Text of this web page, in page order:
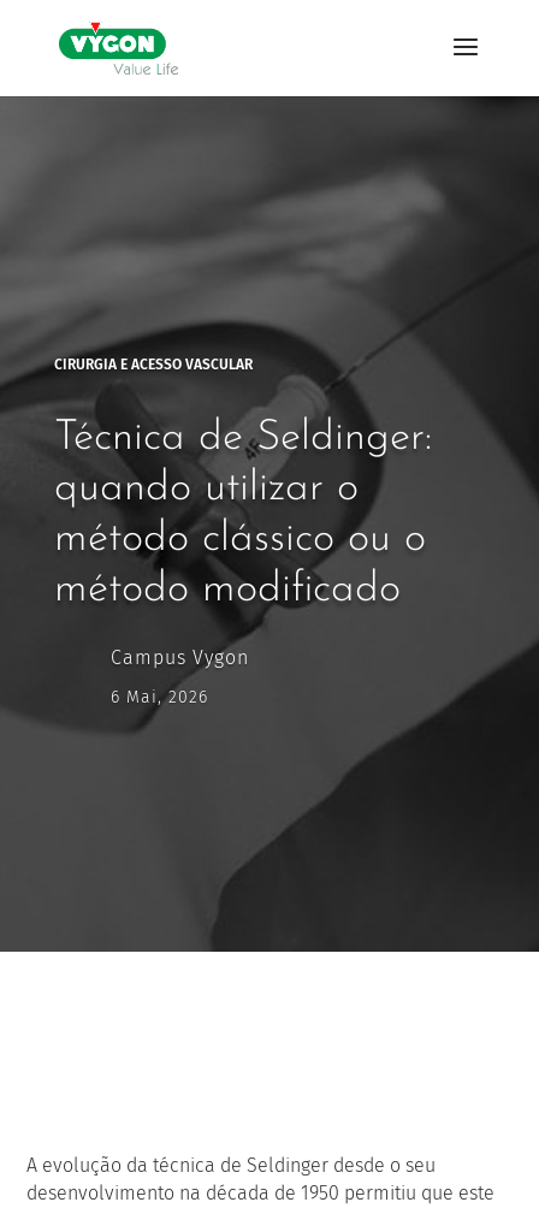
CIRURGIA E ACESSO VASCULAR
Técnica de Seldinger:
quando utilizar o
método clássico ou o
método modificado
Campus Vygon
6 Mai, 2026
A evolução da técnica de Seldinger desde o seu
desenvolvimento na década de 1950 permitiu que este